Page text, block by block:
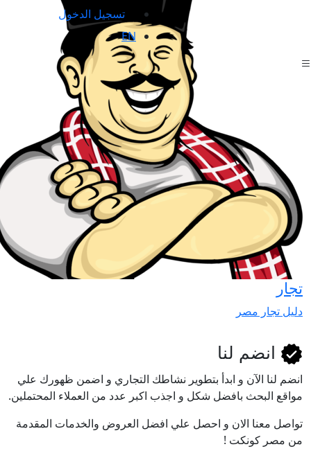
تسجيل الدخول
EN
مصر
انضم لنا
لنا اﻵن و ابدأ بتطوير نشاطك التجاري و اضمن ظهورك علي
البحث بافضل شكل و اجذب اكبر عدد من العملاء المحتملين.
معنا الان و احصل علي افضل العروض والخدمات المقدمة
كونكت !